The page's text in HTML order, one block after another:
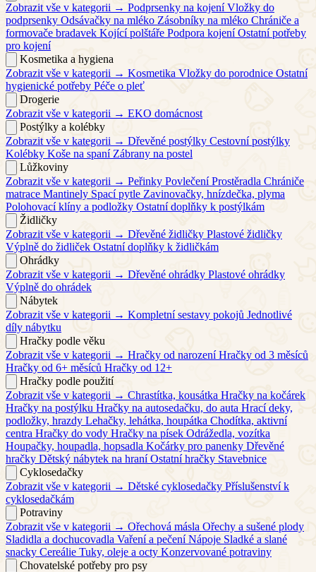
Zobrazit vše v kategorii → Podprsenky na kojení Vložky do
podprsenky Odsávačky na mléko Zásobníky na mléko Chrániče a
formovače bradavek Kojící polštáře Podpora kojení Ostatní potřeby
pro kojení
Kosmetika a hygiena
Zobrazit vše v kategorii → Kosmetika Vložky do porodnice Ostatní
hygienické potřeby Péče o pleť
Drogerie
Zobrazit vše v kategorii → EKO domácnost
Postýlky a kolébky
Zobrazit vše v kategorii → Dřevěné postýlky Cestovní postýlky
Kolébky Koše na spaní Zábrany na postel
Lůžkoviny
Zobrazit vše v kategorii → Peřinky Povlečení Prostěradla Chrániče
matrace Mantinely Spací pytle Zavinovačky, hnízdečka, plyma
Polohovací klíny a podložky Ostatní doplňky k postýlkám
Židličky
Zobrazit vše v kategorii → Dřevěné židličky Plastové židličky
Výplně do židliček Ostatní doplňky k židličkám
Ohrádky
Zobrazit vše v kategorii → Dřevěné ohrádky Plastové ohrádky
Výplně do ohrádek
Nábytek
Zobrazit vše v kategorii → Kompletní sestavy pokojů Jednotlivé
díly nábytku
Hračky podle věku
Zobrazit vše v kategorii → Hračky od narození Hračky od 3 měsíců
Hračky od 6+ měsíců Hračky od 12+
Hračky podle použití
Zobrazit vše v kategorii → Chrastítka, kousátka Hračky na kočárek
Hračky na postýlku Hračky na autosedačku, do auta Hrací deky,
podložky, hrazdy Lehačky, lehátka, houpátka Chodítka, aktivní
centra Hračky do vody Hračky na písek Odrážedla, vozítka
Houpačky, houpadla, hopsadla Kočárky pro panenky Dřevěné
hračky Dětský nábytek na hraní Ostatní hračky Stavebnice
Cyklosedačky
Zobrazit vše v kategorii → Dětské cyklosedačky Příslušenství k
cyklosedačkám
Potraviny
Zobrazit vše v kategorii → Ořechová másla Ořechy a sušené plody
Sladidla a dochucovadla Vaření a pečení Nápoje Sladké a slané
snacky Cereálie Tuky, oleje a octy Konzervované potraviny
Chovatelské potřeby pro psy